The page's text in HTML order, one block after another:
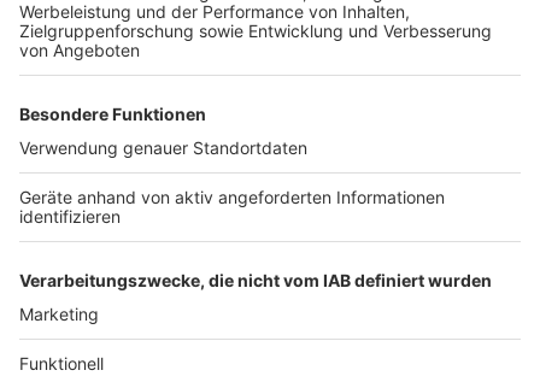
Polizei zieht Bilanz nach Karneval im Rhein-Erft-
Kreis
Kaster
Umweltschecks für Amphibienschutz im Rhein-
Erft-Kreis
Anzeige